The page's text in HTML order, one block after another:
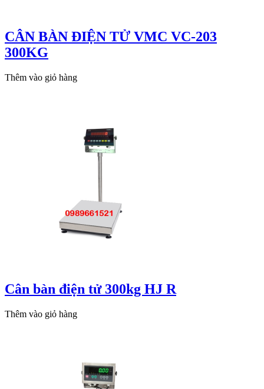
CÂN BÀN ĐIỆN TỬ VMC VC-203
300KG
Thêm vào giỏ hàng
Cân bàn điện tử 300kg HJ R
Thêm vào giỏ hàng